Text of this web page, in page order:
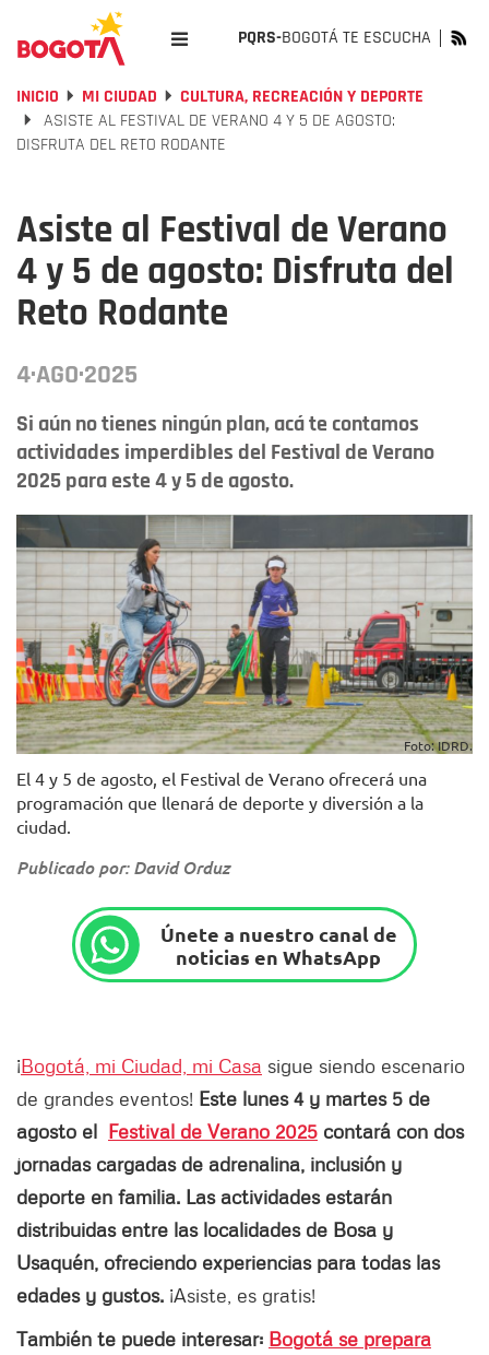
PQRS-BOGOTÁ TE ESCUCHA
INICIO MI CIUDAD
CULTURA, RECREACIÓN Y DEPORTE
ASISTE AL FESTIVAL DE VERANO 4 Y 5 DE AGOSTO:
DISFRUTA DEL RETO RODANTE
Asiste al Festival de Verano
4 y 5 de agosto: Disfruta del
Reto Rodante
4·AGO·2025
Si aún no tienes ningún plan, acá te contamos
actividades imperdibles del Festival de Verano
2025 para este 4 y 5 de agosto.
Foto: IDRD.
El 4 y 5 de agosto, el Festival de Verano ofrecerá una
programación que llenará de deporte y diversión a la
ciudad.
Publicado por: David Orduz
Únete a nuestro canal de
noticias en WhatsApp
¡Bogotá, mi Ciudad, mi Casa sigue siendo escenario
de grandes eventos! Este lunes 4 y martes 5 de
agosto el Festival de Verano 2025 contará con dos
jornadas cargadas de adrenalina, inclusión y
deporte en familia. Las actividades estarán
distribuidas entre las localidades de Bosa y
Usaquén, ofreciendo experiencias para todas las
edades y gustos. ¡Asiste, es gratis!
También te puede interesar: Bogotá se prepara